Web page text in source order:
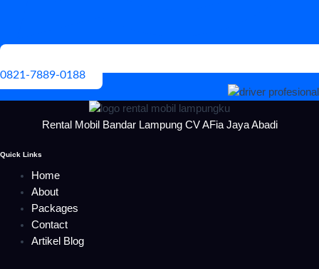
0821-7889-0188
Rental Mobil Bandar Lampung CV AFia Jaya Abadi
Quick Links
Home
About
Packages
Contact
Artikel Blog